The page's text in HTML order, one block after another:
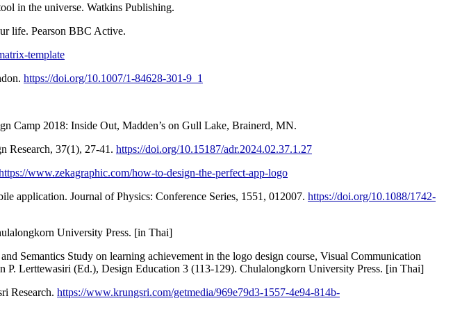
in the universe. Watkins Publishing.
life. Pearson BBC Active.
template
https://doi.org/10.1007/1-84628-301-9_1
Camp 2018: Inside Out, Madden’s on Gull Lake, Brainerd, MN.
Research, 37(1), 27-41. https://doi.org/10.15187/adr.2024.02.37.1.27
www.zekagraphic.com/how-to-design-the-perfect-app-logo
application. Journal of Physics: Conference Series, 1551, 012007. https://doi.org/10.1088/1742-
University Press. [in Thai]
Semantics Study on learning achievement in the logo design course, Visual Communication
Lerttewasiri (Ed.), Design Education 3 (113-129). Chulalongkorn University Press. [in Thai]
Research. https://www.krungsri.com/getmedia/969e79d3-1557-4e94-814b-